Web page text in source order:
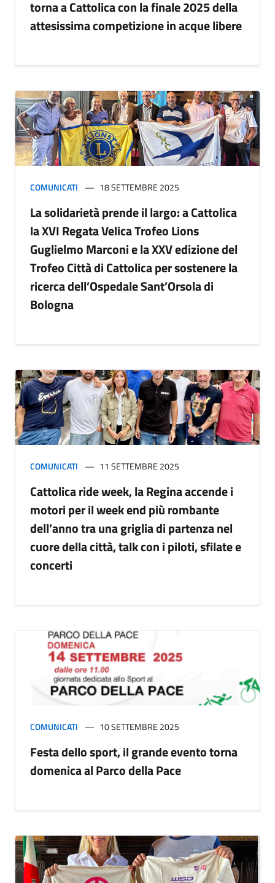
torna a Cattolica con la finale 2025 della
attesissima competizione in acque libere
COMUNICATI 18 SETTEMBRE 2025
La solidarietà prende il largo: a Cattolica
la XVI Regata Velica Trofeo Lions
Guglielmo Marconi e la XXV edizione del
Trofeo Città di Cattolica per sostenere la
ricerca dell’Ospedale Sant’Orsola di
Bologna
COMUNICATI 11 SETTEMBRE 2025
Cattolica ride week, la Regina accende i
motori per il week end più rombante
dell’anno tra una griglia di partenza nel
cuore della città, talk con i piloti, sfilate e
concerti
COMUNICATI 10 SETTEMBRE 2025
Festa dello sport, il grande evento torna
domenica al Parco della Pace